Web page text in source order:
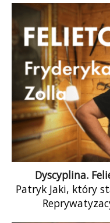
Dyscyplina.
Patryk Jaki, który